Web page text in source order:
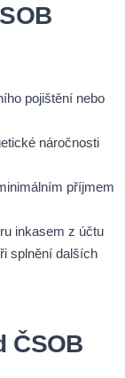
pojištění nebo
náročnosti
příjmem
inkasem z účtu
splnění dalších
ČSOB